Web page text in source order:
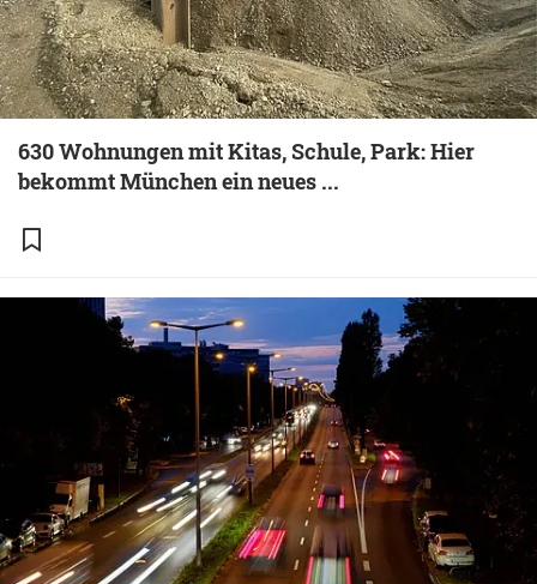
630 Wohnungen mit Kitas, Schule, Park: Hier
bekommt München ein neues ...